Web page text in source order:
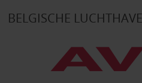
BELGISCHE